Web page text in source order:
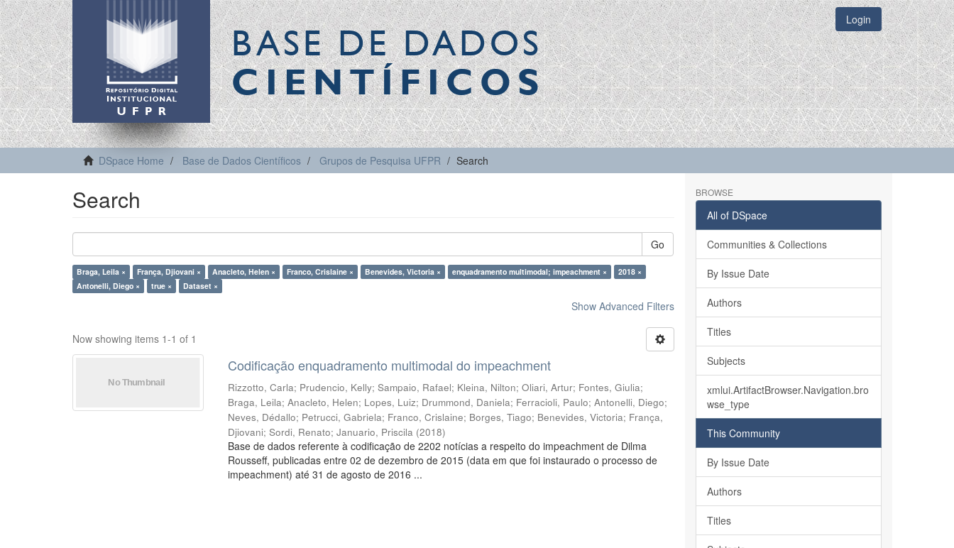
BASE DE DADOS
CIENTÍFICOS
Login
DSpace Home Base de Dados Científicos Grupos de Pesquisa UFPR Search
Search
Go
Braga, Leila × França, Djiovani × Anacleto, Helen × Franco, Crislaine × Benevides, Victoria × enquadramento multimodal; impeachment ×
2018 ×
Antonelli, Diego ×
true × Dataset ×
Show Advanced Filters
Now showing items 1-1 of 1
Codificação enquadramento multimodal do impeachment
Rizzotto, Carla; Prudencio, Kelly;Sampaio, Rafael; Kleina, Nilton;Oliari, Artur; Fontes, Giulia;
Braga, Leila;Anacleto, Helen; Lopes, Luiz; Drummond, Daniela; Ferracioli, Paulo;Antonelli, Diego;
Neves, Dédallo; Petrucci, Gabriela; Franco, Crislaine; Borges, Tiago; Benevides, Victoria; França,
Djiovani;Sordi, Renato;Januario, Priscila (2018)
Base de dados referente à codificação de 2202 notícias a respeito do impeachment de Dilma
Rousseff, publicadas entre 02 de dezembro de 2015 (data em que foi instaurado o processo de
impeachment) até 31 de agosto de 2016 ...
BROWSE
All of DSpace
Communities & Collections
By Issue Date
Authors
Titles
Subjects
xmlui.ArtifactBrowser.Navigation.bro
wse_type
This Community
By Issue Date
Authors
Titles